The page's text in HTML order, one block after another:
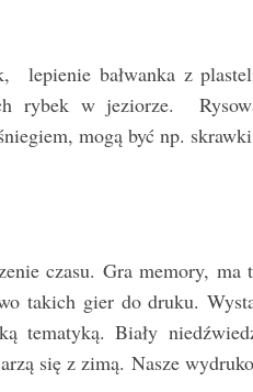
lepienie bałwanka z
rybek w jeziorze.
mogą być np.
czasu. Gra memory, ma
takich gier do druku.
tematyką. Biały
się z zimą. Nasze